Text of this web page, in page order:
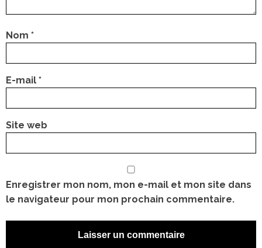
Nom *
E-mail *
Site web
Enregistrer mon nom, mon e-mail et mon site dans
le navigateur pour mon prochain commentaire.